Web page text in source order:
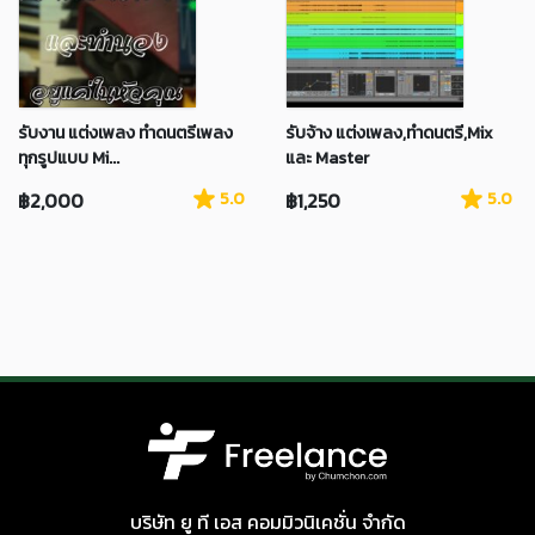
รับงาน แต่งเพลง ทำดนตรีเพลง
ทุกรูปแบบ Mi...
฿2,000 5.0
รับจ้าง แต่งเพลง,ทำดนตรี,Mix
และ Master
฿1,250 5.0
บริษัท ยู ที เอส คอมมิวนิเคชั่น จำกัด